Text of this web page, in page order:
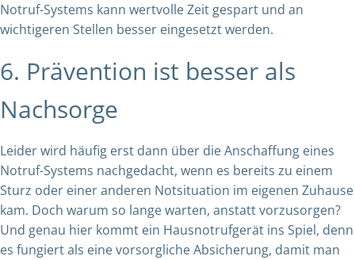
Notruf-Systems kann wertvolle Zeit gespart und an
wichtigeren Stellen besser eingesetzt werden.
6. Prävention ist besser als
Nachsorge
Leider wird häufig erst dann über die Anschaffung eines
Notruf-Systems nachgedacht, wenn es bereits zu einem
Sturz oder einer anderen Notsituation im eigenen Zuhause
kam. Doch warum so lange warten, anstatt vorzusorgen?
Und genau hier kommt ein Hausnotrufgerät ins Spiel, denn
es fungiert als eine vorsorgliche Absicherung, damit man